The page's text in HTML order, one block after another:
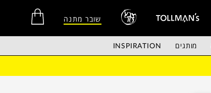
שובר מתנה
מותגים INSPIRATION